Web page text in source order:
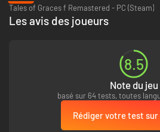
Alphen et Shionne sont les protagonistes
ces deux mondes. Ensemble, ils
évolueront avec leur groupe d'amis. Les
illustrés de magnifiques animations créées
plus de couleur au périple de nos
Tales of Graces f Remastered - PC (Steam)
Les avis des joueurs
8.5
Note du jeu
basé sur 64 tests, toutes
Rédiger votre test sur